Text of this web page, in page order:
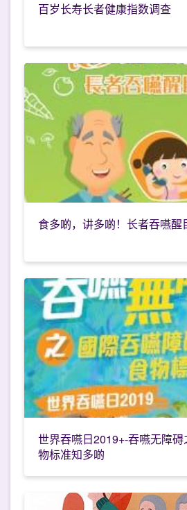
百岁长寿长者健康指数调查
食多啲，讲多啲！长者吞嚥醒
世界吞嚥日2019+-吞嚥无障
物标准知多啲